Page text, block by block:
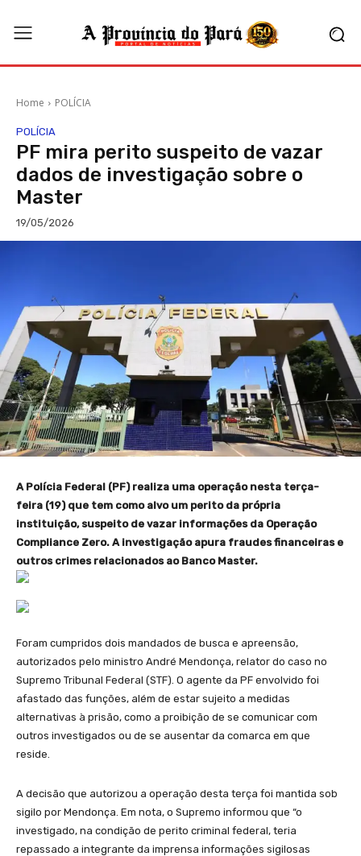
Home POLÍCIA
POLÍCIA
PF mira perito suspeito de vazar
dados de investigação sobre o
Master
19/05/2026
A Polícia Federal (PF) realiza uma operação nesta terça-
feira (19) que tem como alvo um perito da própria
instituição, suspeito de vazar informações da Operação
Compliance Zero. A investigação apura fraudes financeiras e
outros crimes relacionados ao Banco Master.
Foram cumpridos dois mandados de busca e apreensão,
autorizados pelo ministro André Mendonça, relator do caso no
Supremo Tribunal Federal (STF). O agente da PF envolvido foi
afastado das funções, além de estar sujeito a medidas
alternativas à prisão, como a proibição de se comunicar com
outros investigados ou de se ausentar da comarca em que
reside.
A decisão que autorizou a operação desta terça foi mantida sob
sigilo por Mendonça. Em nota, o Supremo informou que “o
investigado, na condição de perito criminal federal, teria
repassado a integrante da imprensa informações sigilosas